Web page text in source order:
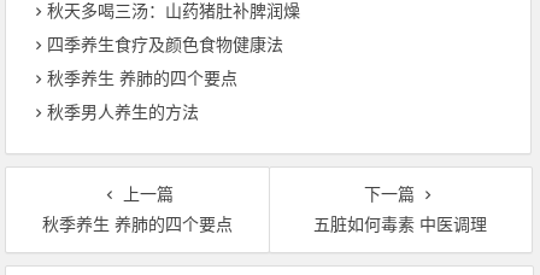
秋天多喝三汤：山药猪肚补脾润燥
四季养生食疗及颜色食物健康法
秋季养生 养肺的四个要点
秋季男人养生的方法
上一篇
秋季养生 养肺的四个要点
下一篇
五脏如何毒素 中医调理